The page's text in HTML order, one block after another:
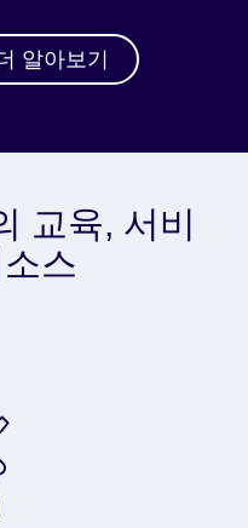
알아보기
교육, 서비
스